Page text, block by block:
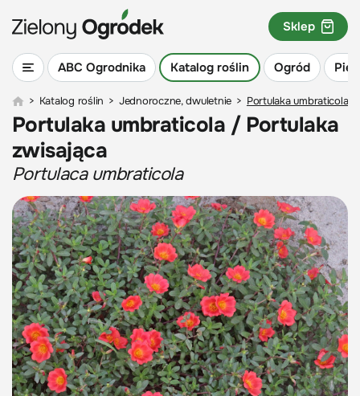
ABC Ogrodnika Katalog roślin Ogród
Sklep
> Katalog roślin > Jednoroczne, dwuletnie > Portulaka umbraticola /
Portulaka umbraticola / Portulaka
zwisająca
Portulaca umbraticola